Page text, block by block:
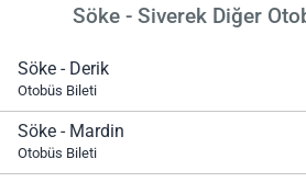
Söke - Siverek Diğer
Söke - Derik
Otobüs Bileti
Söke - Mardin
Otobüs Bileti